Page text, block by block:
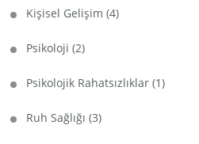
Kişisel Gelişim (4)
Psikoloji (2)
Psikolojik Rahatsızlıklar (1)
Ruh Sağlığı (3)